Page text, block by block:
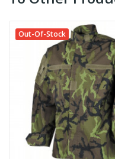
Out-Of-Stock